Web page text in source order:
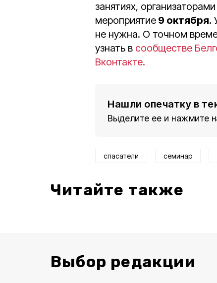
занятиях,
мероприятие 9 октября.
не нужна. О точном
узнать в сообществе
Вконтакте.
Нашли опечатку в
Выделите ее и нажмите
спасатели семинар
Читайте также
Выбор редакции